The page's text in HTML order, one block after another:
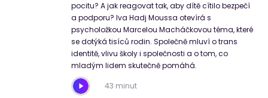
pocitu? A jak reagovat tak, aby dítě cítilo bezpečí
a podporu? Iva Hadj Moussa otevírá s
psycholožkou Marcelou Macháčkovou téma, které
se dotýká tisíců rodin. Společně mluví o trans
identitě, vlivu školy i společnosti a o tom, co
mladým lidem skutečně pomáhá.
43 minut